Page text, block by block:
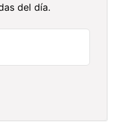
del día.